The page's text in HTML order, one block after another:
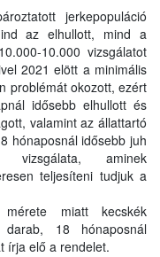
jerkepopuláció
az elhullott, mind a
10.000 vizsgálatot
2021 elött a minimális
problémát okozott, ezért
idősebb elhullott és
valamint az állattartó
hónaposnál idősebb juh
vizsgálata, aminek
teljesíteni tudjuk a
miatt kecskék
darab, 18 hónaposnál
írja elő a rendelet.